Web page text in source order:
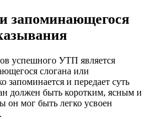
запоминающегося
успешного УТП является
слогана или
запоминается и передает суть
должен быть коротким, ясным и
он мог быть легко усвоен